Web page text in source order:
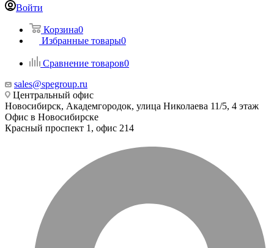
Войти
Корзина0
Избранные товары0
Сравнение товаров0
sales@spegroup.ru
Центральный офис
Новосибирск, Академгородок, улица Николаева 11/5, 4 этаж
Офис в Новосибирске
Красный проспект 1, офис 214